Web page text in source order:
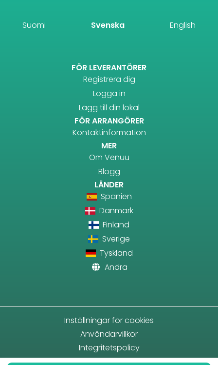
Suomi Svenska English
FÖR LEVERANTÖRER
Registrera dig
Logga in
Lägg till din lokal
FÖR ARRANGÖRER
Kontaktinformation
MER
Om Venuu
Blogg
LÄNDER
Spanien
Danmark
Finland
Sverige
Tyskland
Andra
Inställningar för cookies
Användarvillkor
Integritetspolicy